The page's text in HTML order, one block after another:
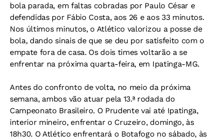
bola parada, em faltas cobradas por Paulo César e
defendidas por Fábio Costa, aos 26 e aos 33 minutos.
Nos últimos minutos, o Atlético valorizou a posse de
bola, dando sinais de que se deu por satisfeito com o
empate fora de casa. Os dois times voltarão a se
enfrentar na próxima quarta-feira, em Ipatinga-MG.
Antes do confronto de volta, no meio da próxima
semana, ambos vão atuar pela 13.ª rodada do
Campeonato Brasileiro. O Prudente vai até Ipatinga,
interior mineiro, enfrentar o Cruzeiro, domingo, às
18h30. O Atlético enfrentará o Botafogo no sábado, às